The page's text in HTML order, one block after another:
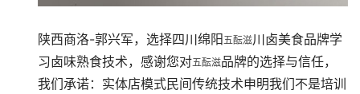
陕西商洛-郭兴军，选择四川绵阳五酝滋川卤美食品牌学
习卤味熟食技术，感谢您对五酝滋品牌的选择与信任，
我们承诺：实体店模式民间传统技术申明我们不是培训